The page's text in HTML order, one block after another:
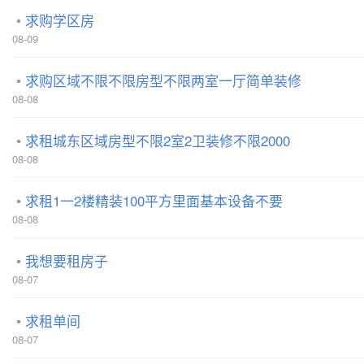
求购学区房
08-09
求购区域不限不限房型不限两室一厅简单装修
08-08
求租城东区域房型不限2室2卫装修不限2000
08-08
求租1一2楼精装100平方里面基本设备不要
08-08
我想要租房子
08-07
求租单间
08-07